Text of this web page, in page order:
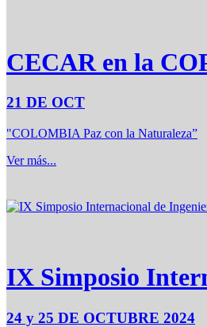
CECAR en la
21 DE OCT
"COLOMBIA Paz con la Naturaleza”
Ver más...
IX Simposio
24 y 25 DE OCTUBRE 2024